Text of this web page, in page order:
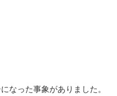
なった事象がありました。